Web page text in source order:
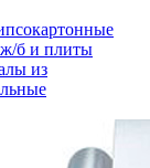
б и плиты
из